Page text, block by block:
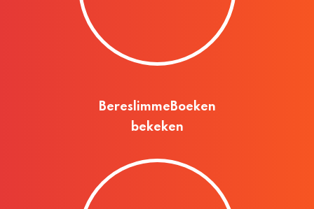
BereslimmeBoeken
bekeken